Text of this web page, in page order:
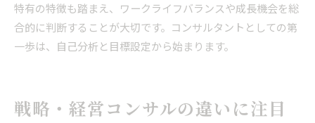
特有の特徴も踏まえ、ワークライフバランスや成長機会を総
合的に判断することが大切です。コンサルタントとしての第
一歩は、自己分析と目標設定から始まります。
戦略・経営コンサルの違いに注目